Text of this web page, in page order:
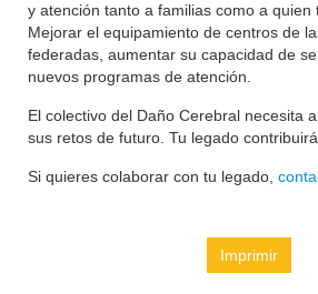
y atención tanto a familias como a quien
Mejorar el equipamiento de centros de
federadas, aumentar su capacidad de
nuevos programas de atención.
El colectivo del Daño Cerebral necesita
sus retos de futuro. Tu legado
Si quieres colaborar con tu legado,
Imprimir